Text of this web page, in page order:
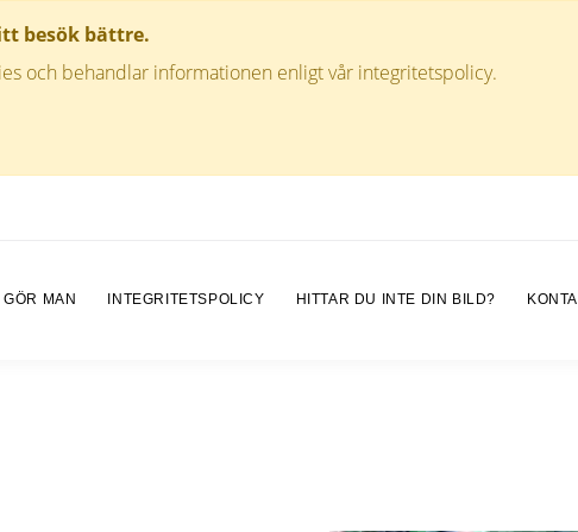
besök bättre.
och behandlar informationen enligt vår integritetspolicy.
GÖR MAN INTEGRITETSPOLICY HITTAR DU INTE DIN BILD?